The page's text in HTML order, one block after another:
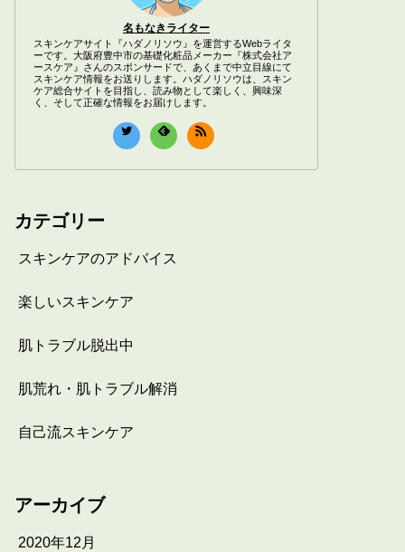
名もなきライター
スキンケアサイト『ハダノリソウ』を運営するWebライタ
ーです。大阪府豊中市の基礎化粧品メーカー『株式会社ア
ースケア』さんのスポンサードで、あくまで中立目線にて
スキンケア情報をお送りします。ハダノリソウは、スキン
ケア総合サイトを目指し、読み物として楽しく、興味深
く、そして正確な情報をお届けします。
カテゴリー
スキンケアのアドバイス
楽しいスキンケア
肌トラブル脱出中
肌荒れ・肌トラブル解消
自己流スキンケア
アーカイブ
2020年12月